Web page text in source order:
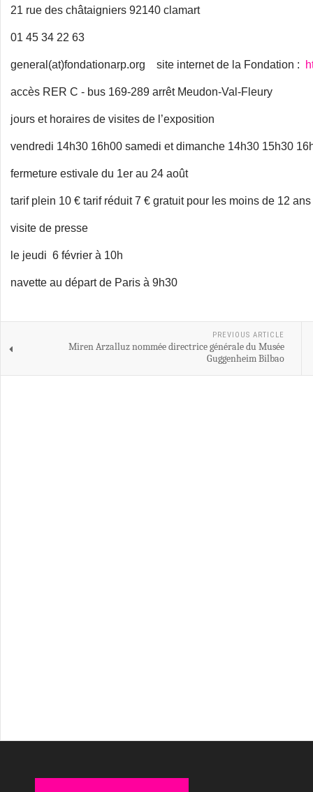
21 rue des châtaigniers 92140 clamart
01 45 34 22 63
general(at)fondationarp.org site internet de la Fondation :
accès RER C - bus 169-289 arrêt Meudon-Val-Fleury
jours et horaires de visites de l’exposition
vendredi 14h30 16h00 samedi et dimanche 14h30 15h30
fermeture estivale du 1er au 24 août
tarif plein 10 € tarif réduit 7 € gratuit pour les moins de 12 ans
visite de presse
le jeudi 6 février à 10h
navette au départ de Paris à 9h30
PREVIOUS ARTICLE
Miren Arzalluz nommée directrice générale du Musée
Guggenheim Bilbao